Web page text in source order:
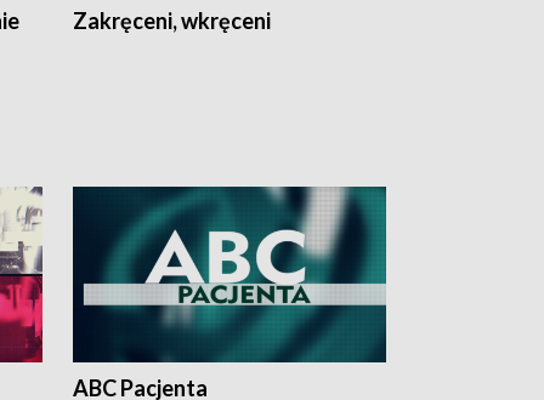
Zakręceni, wkręceni
ABC Pacjenta